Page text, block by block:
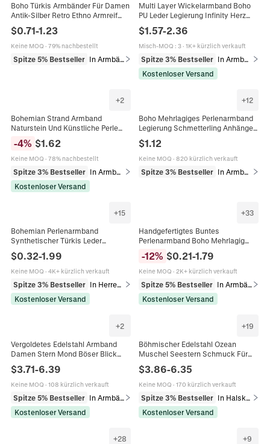
Boho Türkis Armbänder Für Damen
Antik-Silber Retro Ethno Armreif
Schmuck Kombination Geschenk
$0.71-1.23
Keine MOQ · 79% nachbestellt
Spitze 5% Bestseller
Multi Layer Wickelarmband Boho
PU Leder Legierung Infinity Herz
Magnetverschluss Mode Damen
$1.57-2.36
Misch-MOQ : 3· 1K+ kürzlich verkauft
Spitze 3% Bestseller
Kostenloser Versand
+2
Bohemian Strand Armband
Naturstein Und Künstliche Perle
Elastisch Handkette Gold Muschel
Anhänger Urlaub Schmuck Für
Frauen
-4% $1.62
Keine MOQ · 78% nachbestellt
Spitze 3% Bestseller
In Armbänder
Kostenloser Versand
+12
Boho Mehrlagiges Perlenarmband
Legierung Schmetterling Anhänger
Künstlicher Kristall Harzperlen
Vintage Ethnisch Für Damen
$1.12
Keine MOQ · 820 kürzlich verkauft
Spitze 3% Bestseller In Armbänder
+15
Bohemian Perlenarmband
Synthetischer Türkis Leder
Edelstahl Ethno Vintage Stil
Schmuck Damen Herren
$0.32-1.99
Keine MOQ · 4K+ kürzlich verkauft
Spitze 3% Bestseller
In Herrenarmbänder
Kostenloser Versand
+33
Handgefertigtes Buntes
Perlenarmband Boho Mehrlagig
Muschel Evil Eye Ethnischer Strand
Schmuck Für Damen Herren
Verstellbar
-12% $0.21-1.79
Keine MOQ · 2K+ kürzlich verkauft
Spitze 5% Bestseller
In Armbänder
Kostenloser Versand
+2
Vergoldetes Edelstahl Armband
Damen Stern Mond Böser Blick
Blauer Strass Böhmischer
Zierlicher Wasserdichter Schmuck
$3.71-6.39
Keine MOQ · 108 kürzlich verkauft
Spitze 5% Bestseller
In Armbänder
Kostenloser Versand
+19
Böhmischer Edelstahl Ozean
Muschel Seestern Schmuck Für
Damen Rosa Blau Weiß Muschel
Perle Halskette Ohrringe Armband
Strand Accessoires
$3.86-6.35
Keine MOQ · 170 kürzlich verkauft
Spitze 3% Bestseller
In Halsketten
Kostenloser Versand
+28 +9